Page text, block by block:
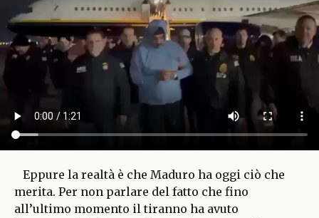
Eppure la realtà è che Maduro ha oggi ciò che
merita. Per non parlare del fatto che fino
all’ultimo momento il tiranno ha avuto